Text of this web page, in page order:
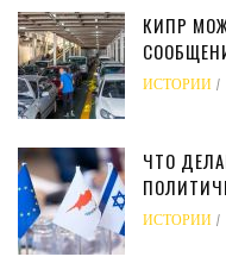
КИПР
ИСТОРИИ
ЧТО
ИСТОРИИ